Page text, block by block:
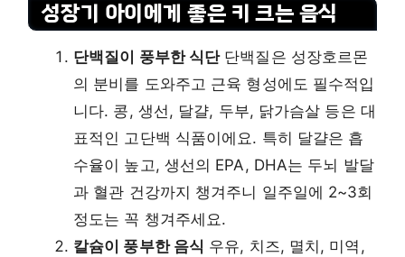
성장기 아이에게 좋은 키 크는 음식
단백질이 풍부한 식단단백질은 성장호르몬
의 분비를 도와주고 근육 형성에도 필수적입
니다. 콩, 생선, 달걀, 두부, 닭가슴살 등은 대
표적인 고단백 식품이에요. 특히 달걀은 흡
수율이 높고, 생선의 EPA, DHA는 두뇌 발달
과 혈관 건강까지 챙겨주니 일주일에 2~3회
정도는 꼭 챙겨주세요.
칼슘이 풍부한 음식 우유, 치즈, 멸치, 미역,